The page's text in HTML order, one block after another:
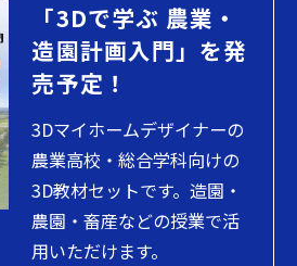
「3Dで学ぶ 農業・
造園計画入門」を発
売予定！
3Dマイホームデザイナーの
農業高校・総合学科向けの
3D教材セットです。造園・
農園・畜産などの授業で活
用いただけます。